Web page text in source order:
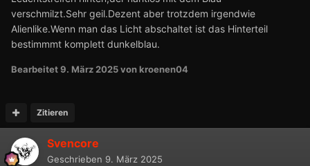
verschmilzt.Sehr geil.Dezent aber trotzdem irgendwie
Alienlike.Wenn man das Licht abschaltet ist das Hinterteil
bestimmmt komplett dunkelblau.
Bearbeitet9. März 2025von kroenen04
Zitieren
Svencore
Geschrieben 9. März 2025